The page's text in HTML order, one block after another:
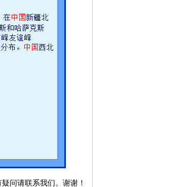
问请联系我们。谢谢！